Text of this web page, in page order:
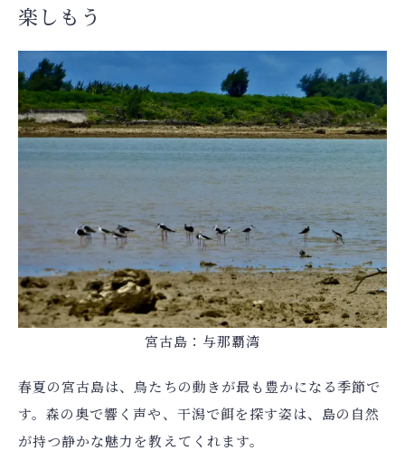
楽しもう
宮古島：与那覇湾
春夏の宮古島は、鳥たちの動きが最も豊かになる季節で
す。森の奥で響く声や、干潟で餌を探す姿は、島の自然
が持つ静かな魅力を教えてくれます。